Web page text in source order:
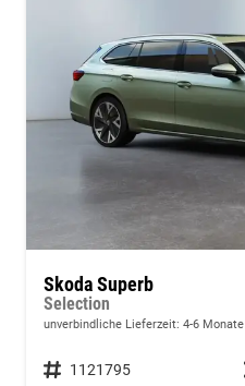
Skoda Superb
Selection
unverbindliche Lieferzeit: 4-6 Monate
Fahrzeugnummer 1121795